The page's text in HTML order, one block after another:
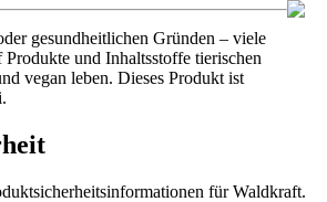
gesundheitlichen Gründen – viele
und Inhaltsstoffe tierischen
vegan leben. Dieses Produkt ist
für Waldkraft.